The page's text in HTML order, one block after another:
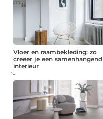
Vloer en raambekleding: zo
creëer je een samenhangend
interieur